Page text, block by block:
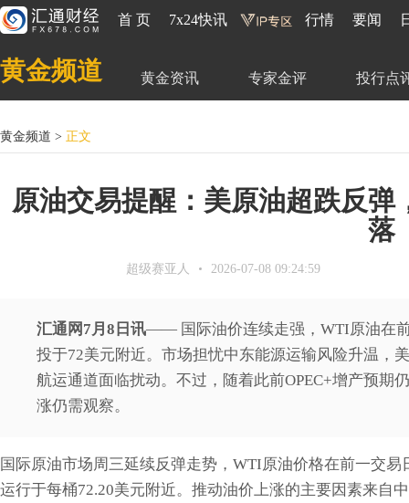
首 页 7x24快讯 行情 要闻
黄金频道 黄金资讯 专家金评 投行点
黄金频道 > 正文
原油交易提醒：美原油超跌反
落
超级赛亚人 2026-07-08 09:24:59
汇通网7月8日讯—— 国际油价连续走强，WTI原油在
投于72美元附近。市场担忧中东能源运输风险升温，
航运通道面临扰动。不过，随着此前OPEC+增产预期
涨仍需观察。
国际原油市场周三延续反弹走势，WTI原油价格在前一交
运行于每桶72.20美元附近。推动油价上涨的主要因素来自